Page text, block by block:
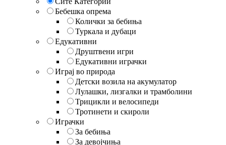
Бебешка опрема
Колички за бебиња
Туркала и дубаци
Едукативни
Друштвени игри
Едукативни играчки
Играј во природа
Детски возила на акумулатор
Лулашки, лизгалки и трамболини
Трицикли и велосипеди
Тротинети и скироли
Играчки
За бебиња
За девојчиња